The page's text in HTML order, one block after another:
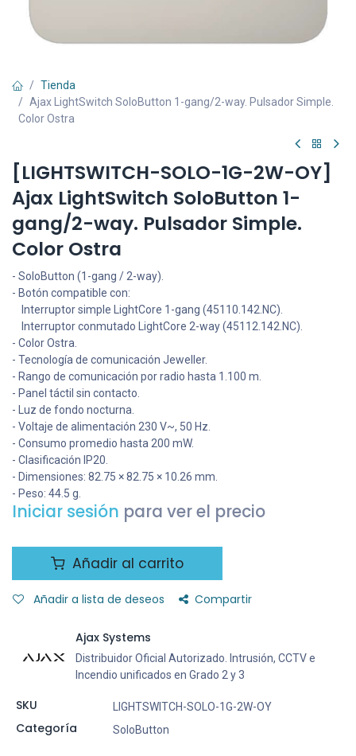
Tienda
Ajax LightSwitch SoloButton 1-gang/2-way. Pulsador Simple.
Color Ostra
[LIGHTSWITCH-SOLO-1G-2W-OY]
Ajax LightSwitch SoloButton 1-
gang/2-way. Pulsador Simple.
Color Ostra
- SoloButton (1-gang / 2-way).
- Botón compatible con:
Interruptor simple LightCore 1-gang (45110.142.NC).
Interruptor conmutado LightCore 2-way (45112.142.NC).
- Color Ostra.
- Tecnología de comunicación Jeweller.
- Rango de comunicación por radio hasta 1.100 m.
- Panel táctil sin contacto.
- Luz de fondo nocturna.
- Voltaje de alimentación 230 V~, 50 Hz.
- Consumo promedio hasta 200 mW.
- Clasificación IP20.
- Dimensiones: 82.75 × 82.75 × 10.26 mm.
- Peso: 44.5 g.
Iniciar sesión para ver el precio
Añadir al carrito
Añadir a lista de deseos Compartir
Ajax Systems
Distribuidor Oficial Autorizado. Intrusión, CCTV e
Incendio unificados en Grado 2 y 3
SKU LIGHTSWITCH-SOLO-1G-2W-OY
Categoría SoloButton